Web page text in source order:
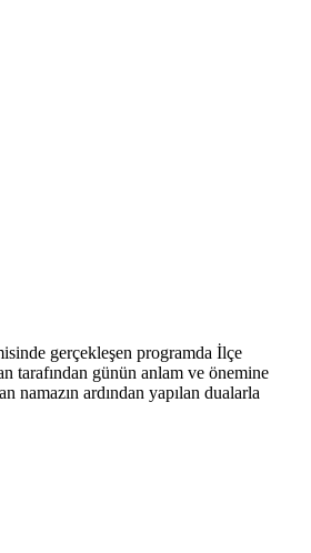
gerçekleşen programda İlçe
tarafından günün anlam ve önemine
namazın ardından yapılan dualarla